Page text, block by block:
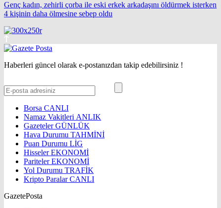
Genç kadın, zehirli çorba ile eski erkek arkadaşını öldürmek isterken
4 kişinin daha ölmesine sebep oldu
Haberleri güncel olarak e-postanızdan takip edebilirsiniz !
Borsa CANLI
Namaz Vakitleri ANLIK
GazetelerGÜNLÜK
Hava Durumu TAHMİNİ
Puan Durumu LİG
HisselerEKONOMİ
ParitelerEKONOMİ
Yol Durumu TRAFİK
Kripto ParalarCANLI
GazetePosta